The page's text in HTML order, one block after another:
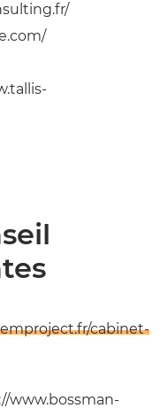
cabinet-
www.bossman-